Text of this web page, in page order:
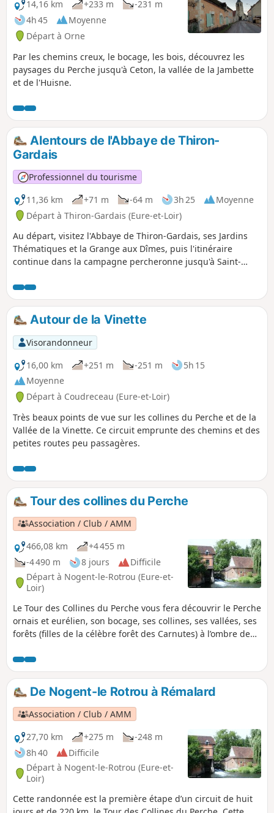
14,16 km
+233 m
-231 m
4h 45
Moyenne
Départ à Orne
Par les chemins creux, le bocage, les bois, découvrez les
paysages du Perche jusqu'à Ceton, la vallée de la Jambette
et de l'Huisne.
Alentours de l'Abbaye de Thiron-
Gardais
Professionnel du tourisme
11,36 km
+71 m -64 m 3h 25
Moyenne
Départ à Thiron-Gardais (Eure-et-Loir)
Au départ, visitez l'Abbaye de Thiron-Gardais, ses Jardins
Thématiques et la Grange aux Dîmes, puis l'itinéraire
continue dans la campagne percheronne jusqu'à Saint-
Autour de la Vinette
Visorandonneur
16,00 km
+251 m -251 m
5h 15
Moyenne
Départ à Coudreceau (Eure-et-Loir)
Très beaux points de vue sur les collines du Perche et de la
Vallée de la Vinette. Ce circuit emprunte des chemins et des
petites routes peu passagères.
Tour des collines du Perche
Association / Club / AMM
466,08 km
+4 455 m
-4 490 m
8 jours
Difficile
Départ à Nogent-le-Rotrou (Eure-et-
Loir)
Le Tour des Collines du Perche vous fera découvrir le Perche
ornais et eurélien, son bocage, ses collines, ses vallées, ses
forêts (filles de la célèbre forêt des Carnutes) à l’ombre de
endroits. Vous serez certainement étonnés de la diversité
des paysages que vous traverserez au cours d'un périple
qui vous fera passer par des villes ou villages étapes
typiquement percherons et chargés d’histoire.
De Nogent-le Rotrou à Rémalard
Association / Club / AMM
27,70 km
+275 m
-248 m
8h 40
Difficile
Départ à Nogent-le-Rotrou (Eure-et-
Loir)
Cette randonnée est la première étape d’un circuit de huit